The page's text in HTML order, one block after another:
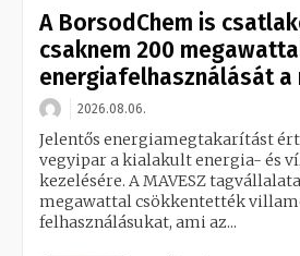
A BorsodChem is
csaknem 200
energiafelhasználását a
2026.08.06.
Jelentős energiamegtakarítást
vegyipar a kialakult energia- és
kezelésére. A MAVESZ
megawattal csökkentették
felhasználásukat, ami az...